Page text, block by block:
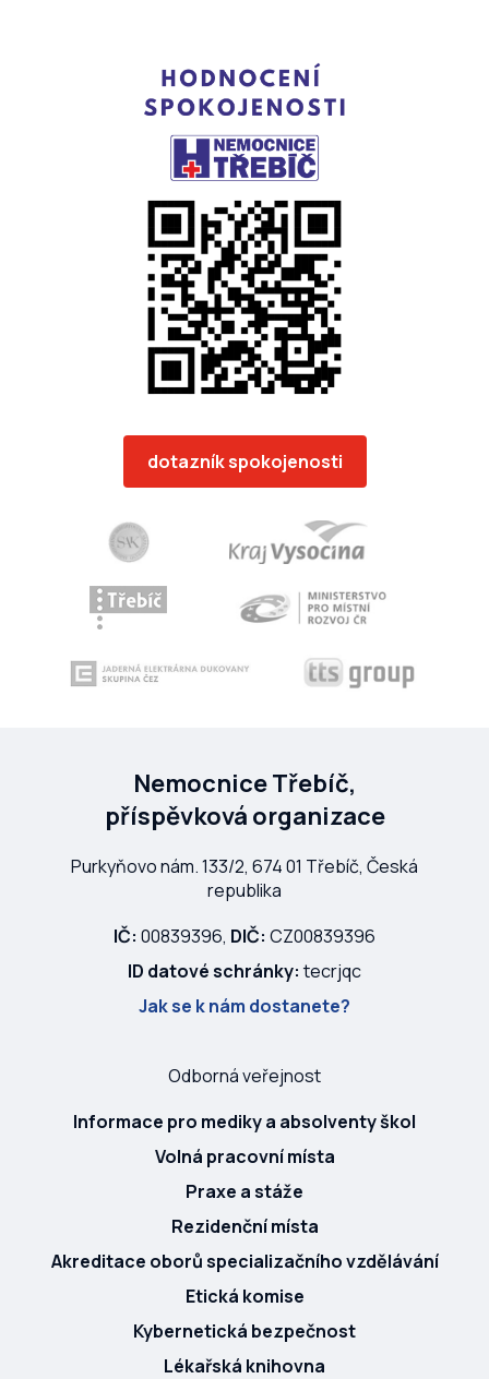
dotazník spokojenosti
Nemocnice Třebíč,
příspěvková organizace
Purkyňovo nám. 133/2, 674 01 Třebíč, Česká
republika
IČ: 00839396, DIČ: CZ00839396
ID datové schránky: tecrjqc
Jak se k nám dostanete?
Odborná veřejnost
Informace pro mediky a absolventy škol
Volná pracovní místa
Praxe a stáže
Rezidenční místa
Akreditace oborů specializačního vzdělávání
Etická komise
Kybernetická bezpečnost
Lékařská knihovna